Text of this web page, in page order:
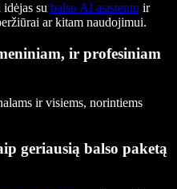
idėjas su balso AI asistentu ir
ar kitam naudojimui.
ir profesiniam
ir visiems, norintiems
geriausią balso paketą